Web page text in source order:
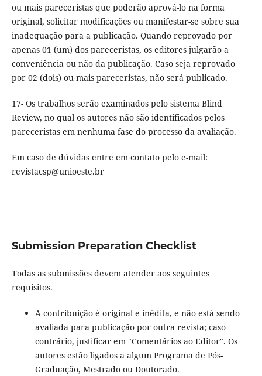
ou mais pareceristas que poderão aprová-lo na forma
original, solicitar modificações ou manifestar-se sobre sua
inadequação para a publicação. Quando reprovado por
apenas 01 (um) dos pareceristas, os editores julgarão a
conveniência ou não da publicação. Caso seja reprovado
por 02 (dois) ou mais pareceristas, não será publicado.
17- Os trabalhos serão examinados pelo sistema Blind
Review, no qual os autores não são identificados pelos
pareceristas em nenhuma fase do processo da avaliação.
Em caso de dúvidas entre em contato pelo e-mail:
revistacsp@unioeste.br
Submission Preparation Checklist
Todas as submissões devem atender aos seguintes
requisitos.
A contribuição é original e inédita, e não está sendo
avaliada para publicação por outra revista; caso
contrário, justificar em "Comentários ao Editor". Os
autores estão ligados a algum Programa de Pós-
Graduação, Mestrado ou Doutorado.